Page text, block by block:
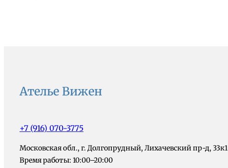
Ателье Вижен
+7 (916) 070-3775
Московская обл., г. Долгопрудный, Лихачевский пр-д, 33к1
Время работы: 10:00–20:00